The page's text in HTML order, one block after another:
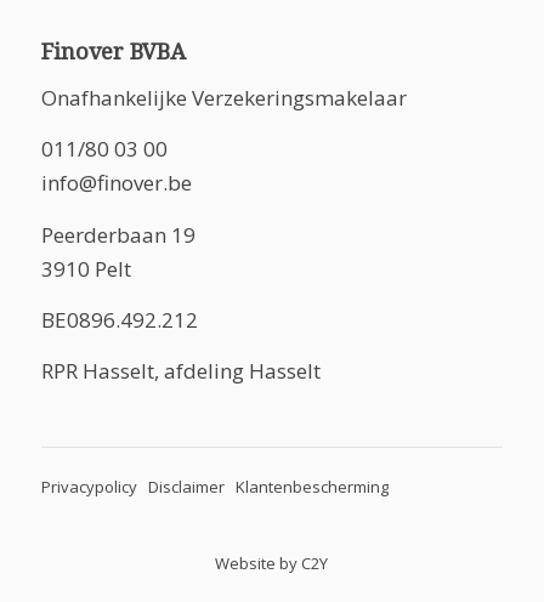
Finover BVBA
Onafhankelijke Verzekeringsmakelaar
011/80 03 00
info@finover.be
Peerderbaan 19
3910 Pelt
BE0896.492.212
RPR Hasselt, afdeling Hasselt
Privacypolicy Disclaimer Klantenbescherming
Website by C2Y